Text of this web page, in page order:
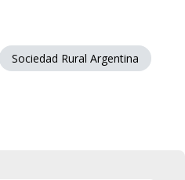
Sociedad Rural Argentina